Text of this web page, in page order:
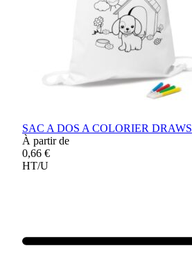
SAC A DOS A COLORIER DRAWS
À partir de
0,66 €
HT/U